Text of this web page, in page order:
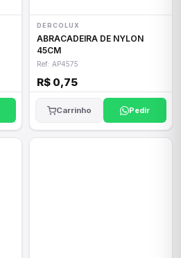
DERCOLUX
ABRACADEIRA DE NYLON
45CM
Ref: AP4575
R$ 0,75
Carrinho Pedir